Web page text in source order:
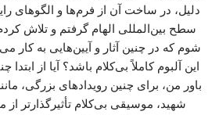
دلیل، در ساخت آن از فرم‌ها و الگوهای
سطح بین‌المللی الهام گرفتم و تلاش
شوم که در چنین آثار و آیین‌هایی به کار
این آلبوم کاملاً بی‌کلام باشد؟ آیا از
باور من، برای چنین رویدادهای بزرگی،
شهید، موسیقی بی‌کلام تأثیرگذارتر